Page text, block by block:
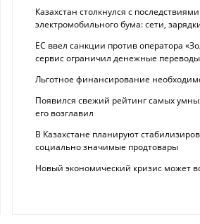
Казахстан столкнулся с последствиями
электромобильного бума: сети,
ЕС ввел санкции против оператора
сервис ограничил денежные
Льготное финансирование
Появился свежий рейтинг самых
его возглавил
В Казахстане планируют
социально значимые продтовары
Новый экономический кризис может